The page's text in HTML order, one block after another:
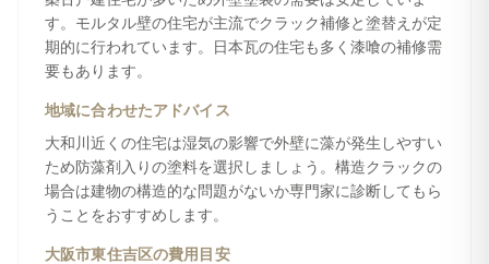
す。モルタル壁の住宅が主流でクラック補修と塗替えが定
期的に行われています。日本瓦の住宅も多く漆喰の補修需
要もあります。
地域に合わせたアドバイス
大和川近くの住宅は湿気の影響で外壁に藻が発生しやすい
ため防藻剤入りの塗料を選択しましょう。構造クラックの
場合は建物の構造的な問題がないか専門家に診断してもら
うことをおすすめします。
大阪市東住吉区の費用目安